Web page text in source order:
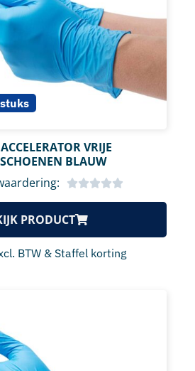
VRIJE
BLAUW
PRODUCT
BTW & Staffel korting